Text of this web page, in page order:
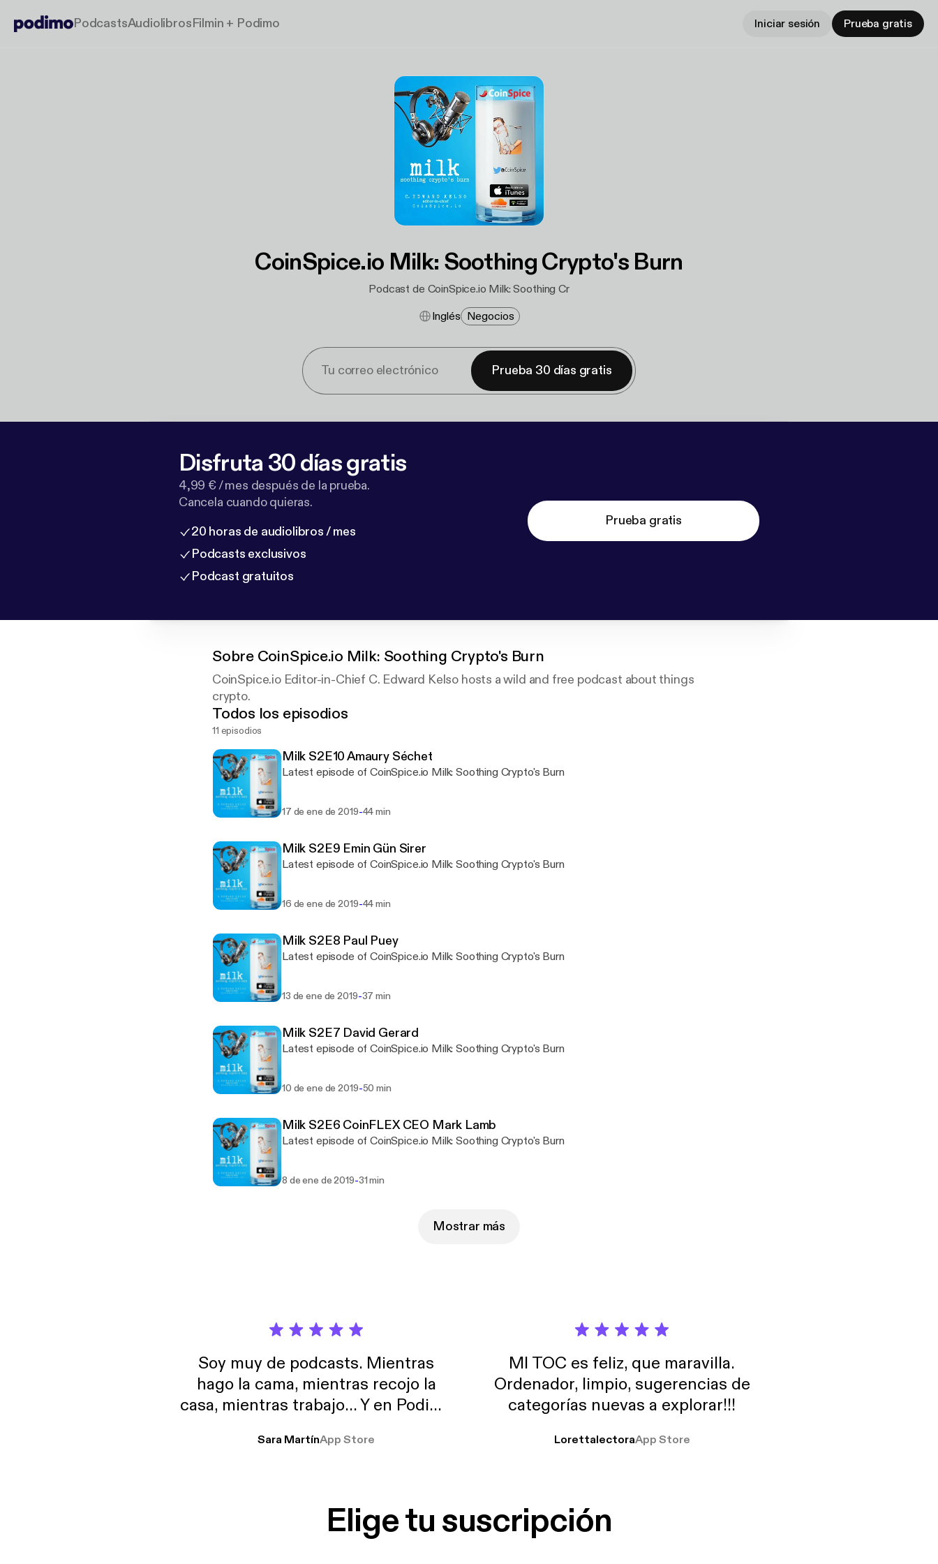
PodcastsAudiolibrosFilmin + Podimo Iniciar sesión Prueba gratis
CoinSpice.io Milk: Soothing Crypto's Burn
Podcast de CoinSpice.io Milk: Soothing Cr
Inglés Negocios
Prueba 30 días gratis
Disfruta 30 días gratis
4,99 € / mes después de la prueba.
Cancela cuando quieras.
20 horas de audiolibros / mes
Podcasts exclusivos
Podcast gratuitos
Prueba gratis
Sobre CoinSpice.io Milk: Soothing Crypto's Burn
CoinSpice.io Editor-in-Chief C. Edward Kelso hosts a wild and free podcast about things
crypto.
Todos los episodios
11 episodios
Milk S2E10 Amaury Séchet
Latest episode of CoinSpice.io Milk: Soothing Crypto's Burn
17 de ene de 2019-44 min
Milk S2E9 Emin Gün Sirer
Latest episode of CoinSpice.io Milk: Soothing Crypto's Burn
16 de ene de 2019-44 min
Milk S2E8 Paul Puey
Latest episode of CoinSpice.io Milk: Soothing Crypto's Burn
13 de ene de 2019-37 min
Milk S2E7 David Gerard
Latest episode of CoinSpice.io Milk: Soothing Crypto's Burn
10 de ene de 2019-50 min
Milk S2E6 CoinFLEX CEO Mark Lamb
Latest episode of CoinSpice.io Milk: Soothing Crypto's Burn
8 de ene de 2019-31 min
Mostrar más
Soy muy de podcasts. Mientras
hago la cama, mientras recojo la
casa, mientras trabajo… Y en Podimo
encantan. De emprendimiento, de
Sara MartínApp Store
MI TOC es feliz, que maravilla.
Ordenador, limpio, sugerencias de
categorías nuevas a explorar!!!
LorettalectoraApp Store
Elige tu suscripción